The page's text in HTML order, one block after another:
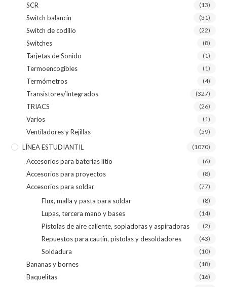
SCR (13)
Switch balancin (31)
Switch de codillo (22)
Switches (8)
Tarjetas de Sonido (1)
Termoencogibles (1)
Termómetros (4)
Transistores/Integrados (327)
TRIACS (26)
Varios (1)
Ventiladores y Rejillas (59)
LÍNEA ESTUDIANTIL (1070)
Accesorios para baterias litio (6)
Accesorios para proyectos (8)
Accesorios para soldar (77)
Flux, malla y pasta para soldar (8)
Lupas, tercera mano y bases (14)
Pistolas de aire caliente, sopladoras y aspiradoras (2)
Repuestos para cautín, pistolas y desoldadores (43)
Soldadura (10)
Bananas y bornes (18)
Baquelitas (16)